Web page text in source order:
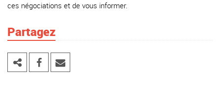
ces négociations et de vous informer.
Partagez